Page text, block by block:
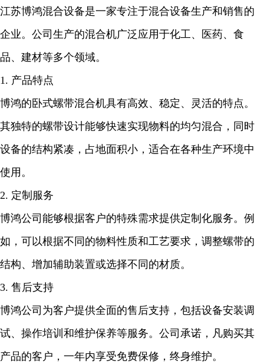
江苏博鸿混合设备是一家专注于混合设备生产和销售的
企业。公司生产的混合机广泛应用于化工、医药、食
品、建材等多个领域。
1. 产品特点
博鸿的卧式螺带混合机具有高效、稳定、灵活的特点。
其独特的螺带设计能够快速实现物料的均匀混合，同时
设备的结构紧凑，占地面积小，适合在各种生产环境中
使用。
2. 定制服务
博鸿公司能够根据客户的特殊需求提供定制化服务。例
如，可以根据不同的物料性质和工艺要求，调整螺带的
结构、增加辅助装置或选择不同的材质。
3. 售后支持
博鸿公司为客户提供全面的售后支持，包括设备安装调
试、操作培训和维护保养等服务。公司承诺，凡购买其
产品的客户，一年内享受免费保修，终身维护。